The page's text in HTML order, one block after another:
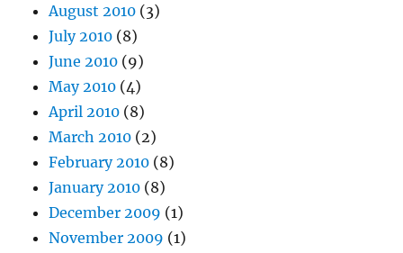
August 2010 (3)
July 2010 (8)
June 2010 (9)
May 2010 (4)
April 2010 (8)
March 2010 (2)
February 2010 (8)
January 2010 (8)
December 2009 (1)
November 2009 (1)